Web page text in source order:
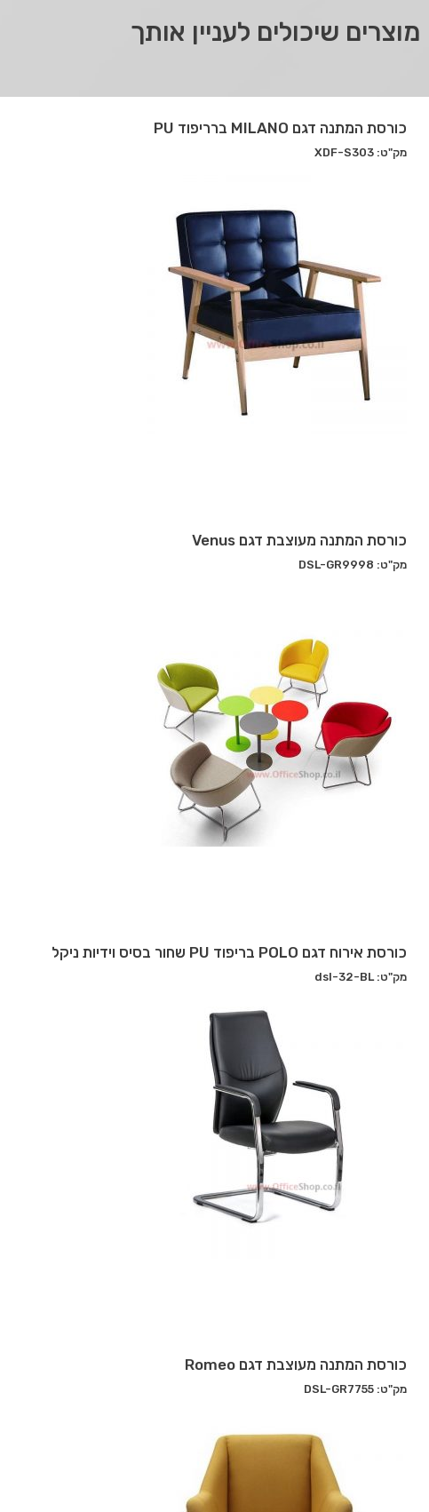
מוצרים שיכולים לעניין אותך
כורסת המתנה דגם MILANO ברריפוד PU
מק"ט: XDF-S303
כורסת המתנה מעוצבת דגם Venus
מק"ט: DSL-GR9998
כורסת אירוח דגם POLO בריפוד PU שחור בסיס וידיות ניקל
מק"ט: dsl-32-BL
כורסת המתנה מעוצבת דגם Romeo
מק"ט: DSL-GR7755